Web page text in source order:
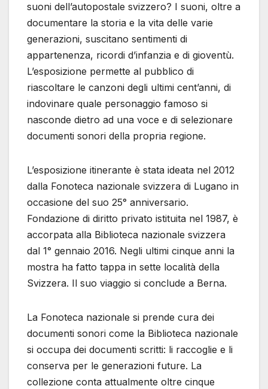
suoni dell’autopostale svizzero? I suoni, oltre a
documentare la storia e la vita delle varie
generazioni, suscitano sentimenti di
appartenenza, ricordi d’infanzia e di gioventù.
L’esposizione permette al pubblico di
riascoltare le canzoni degli ultimi cent’anni, di
indovinare quale personaggio famoso si
nasconde dietro ad una voce e di selezionare
documenti sonori della propria regione.
L’esposizione itinerante è stata ideata nel 2012
dalla Fonoteca nazionale svizzera di Lugano in
occasione del suo 25° anniversario.
Fondazione di diritto privato istituita nel 1987, è
accorpata alla Biblioteca nazionale svizzera
dal 1° gennaio 2016. Negli ultimi cinque anni la
mostra ha fatto tappa in sette località della
Svizzera. Il suo viaggio si conclude a Berna.
La Fonoteca nazionale si prende cura dei
documenti sonori come la Biblioteca nazionale
si occupa dei documenti scritti: li raccoglie e li
conserva per le generazioni future. La
collezione conta attualmente oltre cinque